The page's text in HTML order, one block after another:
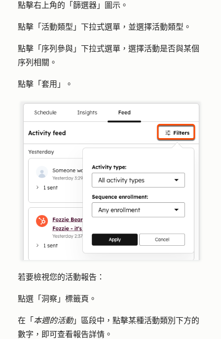
點擊右上角的「 篩選器 」圖示。
點擊「 活動類型 」下拉式選單，並選擇活動類型 。
點擊「 序列參與 」下拉式選單，選擇活動是否與某個
序列相關。
點擊「 套用 」。
若要檢視您的活動報告：
點選「 洞察 」標籤頁。
在「 本週的活動」區段中，點擊某種活動類別下方的
數字 ，即可查看報告詳情。